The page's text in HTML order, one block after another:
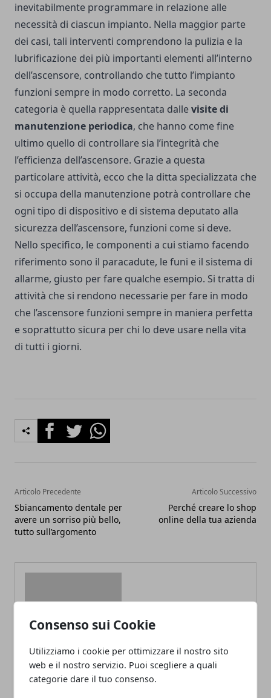
Consenso sui Cookie
Utilizziamo i cookie per ottimizzare il nostro sito
web e il nostro servizio. Puoi scegliere a quali
categorie dare il tuo consenso.
inevitabilmente programmare in relazione alle
necessità di ciascun impianto. Nella maggior parte
dei casi, tali interventi comprendono la pulizia e la
lubrificazione dei più importanti elementi all’interno
dell’ascensore, controllando che tutto l’impianto
funzioni sempre in modo corretto. La seconda
categoria è quella rappresentata dallevisite di
manutenzione periodica, che hanno come fine
ultimo quello di controllare sia l’integrità che
l’efficienza dell’ascensore. Grazie a questa
particolare attività, ecco che la ditta specializzata che
si occupa della manutenzione potrà controllare che
ogni tipo di dispositivo e di sistema deputato alla
sicurezza dell’ascensore, funzioni come si deve.
Nello specifico, le componenti a cui stiamo facendo
riferimento sono il paracadute, le funi e il sistema di
allarme, giusto per fare qualche esempio. Si tratta di
attività che si rendono necessarie per fare in modo
che l’ascensore funzioni sempre in maniera perfetta
e soprattutto sicura per chi lo deve usare nella vita
di tutti i giorni.
FacebookTwitterWhatsapp
Articolo Precedente
Sbiancamento dentale per
avere un sorriso più bello,
tutto sull’argomento
Articolo Successivo
Perché creare lo shop
online della tua azienda
Redazione